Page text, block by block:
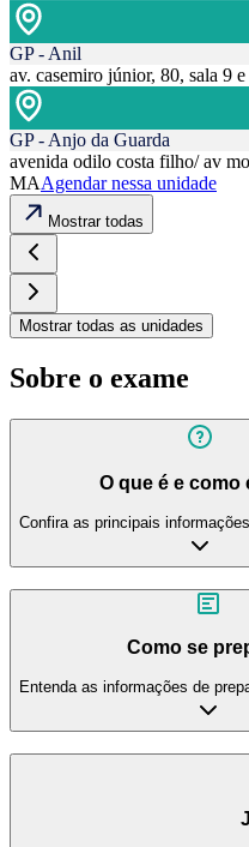
GP - Anil
av. casemiro júnior, 80, sala 9
GP - Anjo da Guarda
avenida odilo costa filho/ av
MAAgendar nessa unidade
Mostrar todas
Mostrar todas as unidades
Sobre o exame
O que é e como
Confira as principais
Como se
Entenda as informações de